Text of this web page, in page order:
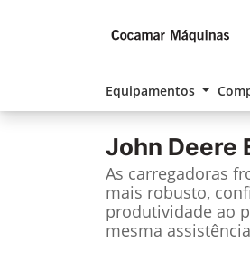
Equipamentos
John Deere
As carregadoras
mais robusto,
produtividade ao
mesma